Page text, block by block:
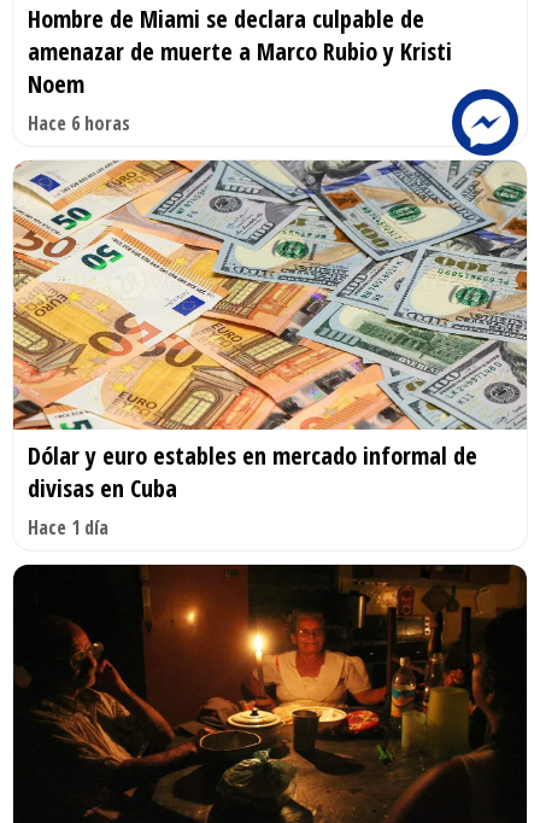
Hombre de Miami se declara culpable de
amenazar de muerte a Marco Rubio y Kristi
Noem
Hace 6 horas
Dólar y euro estables en mercado informal de
divisas en Cuba
Hace 1 día